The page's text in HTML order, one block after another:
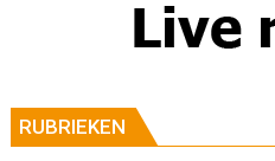
RUBRIEKEN